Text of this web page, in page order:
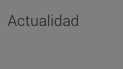
Actualidad